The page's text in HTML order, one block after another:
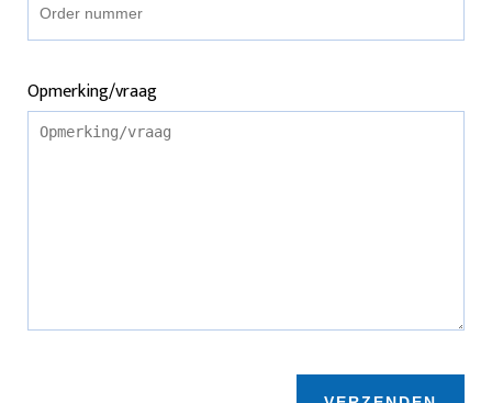
Opmerking/vraag